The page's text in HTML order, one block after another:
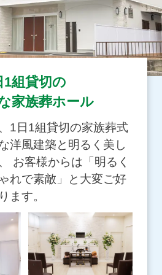
1組貸切の
家族葬ホール
1日1組貸切の家族葬式
洋風建築と明るく美し
お客様からは「明るく
れで素敵」と大変ご好
ます。